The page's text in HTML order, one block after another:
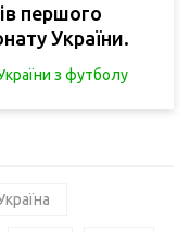
першого
України.
з футболу